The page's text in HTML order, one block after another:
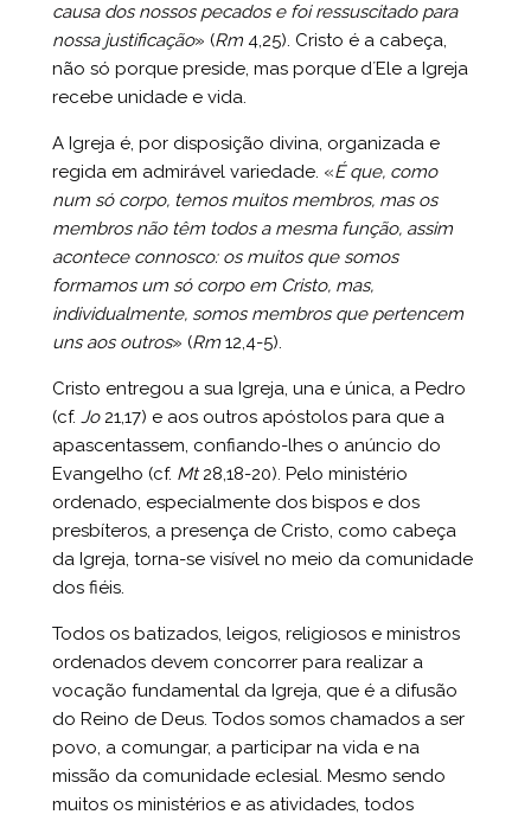
causa dos nossos pecados e foi ressuscitado para
nossa justificação» (Rm 4,25). Cristo é a cabeça,
não só porque preside, mas porque d´Ele a Igreja
recebe unidade e vida.
A Igreja é, por disposição divina, organizada e
regida em admirável variedade. «É que, como
num só corpo, temos muitos membros, mas os
membros não têm todos a mesma função, assim
acontece connosco: os muitos que somos
formamos um só corpo em Cristo, mas,
individualmente, somos membros que pertencem
uns aos outros» (Rm12,4-5).
Cristo entregou a sua Igreja, una e única, a Pedro
(cf. Jo21,17) e aos outros apóstolos para que a
apascentassem, confiando-lhes o anúncio do
Evangelho (cf. Mt28,18-20). Pelo ministério
ordenado, especialmente dos bispos e dos
presbíteros, a presença de Cristo, como cabeça
da Igreja, torna-se visível no meio da comunidade
dos fiéis.
Todos os batizados, leigos, religiosos e ministros
ordenados devem concorrer para realizar a
vocação fundamental da Igreja, que é a difusão
do Reino de Deus. Todos somos chamados a ser
povo, a comungar, a participar na vida e na
missão da comunidade eclesial. Mesmo sendo
muitos os ministérios e as atividades, todos